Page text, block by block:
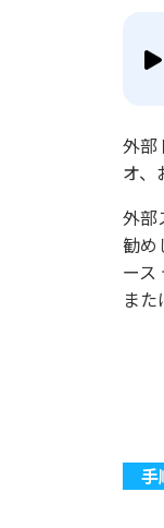
外部
オ、
外部
勧め
ース
ま